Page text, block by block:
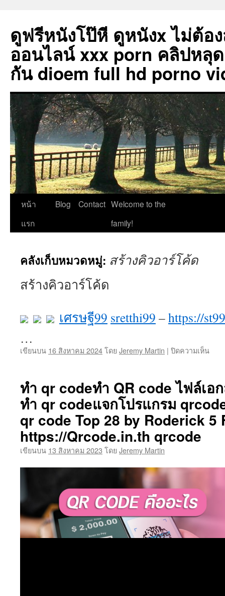
ดูฟรีหนังโป๊หี ดูหนังx ไม่ต้อ
ออนไลน์ xxx porn คลิปหลุ
กัน dioem full hd porno
ข้าม
ไป
เนื้อหา
หน้า
แรก
Blog Contact Welcome to the
family!
คลังเก็บหมวดหมู่: สร้างคิวอาร์โค้ด
สร้างคิวอาร์โค้ด
เศรษฐี99 sretthi99 –https://
…
เขียนบน 16 สิงหาคม 2024โดยJeremy Martin | ปิดความเห็นบน
มา
พูด
ถึง
เว็บ
นิยม
ก็
ทำ qr codeทำ QR code ไฟล์เอ
ทำ qr codeแจกโปรแกรม
qr code Top 28 by Roderick 5
https://Qrcode.in.th qrcode
เขียนบน 13 สิงหาคม 2023 โดยJeremy Martin